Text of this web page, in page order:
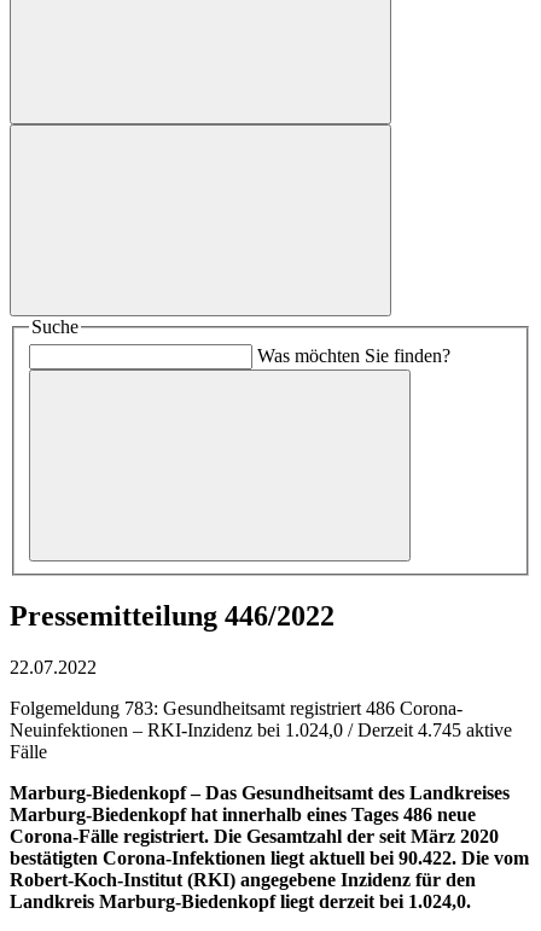
Suche
Was möchten Sie finden?
Pressemitteilung 446/2022
22.07.2022
Folgemeldung 783: Gesundheitsamt registriert 486 Corona-
Neuinfektionen – RKI-Inzidenz bei 1.024,0 / Derzeit 4.745 aktive
Fälle
Marburg-Biedenkopf – Das Gesundheitsamt des Landkreises
Marburg-Biedenkopf hat innerhalb eines Tages 486 neue
Corona-Fälle registriert. Die Gesamtzahl der seit März 2020
bestätigten Corona-Infektionen liegt aktuell bei 90.422. Die vom
Robert-Koch-Institut (RKI) angegebene Inzidenz für den
Landkreis Marburg-Biedenkopf liegt derzeit bei 1.024,0.